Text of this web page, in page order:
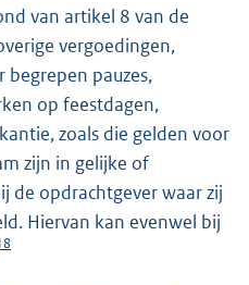
van artikel 8 van de
vergoedingen,
pauzes,
op feestdagen,
zoals die gelden voor
zijn in gelijke of
de opdrachtgever waar zij
Hiervan kan evenwel bij